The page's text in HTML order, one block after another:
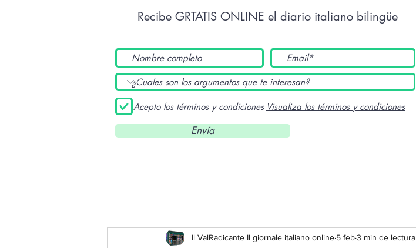
Recibe GRTATIS ONLINE el diario italiano bilingüe
Acepto los términos y condiciones Visualiza los términos y condiciones
Envía
Il ValRadicante Il giornale italiano online 5 feb3 min de lectura